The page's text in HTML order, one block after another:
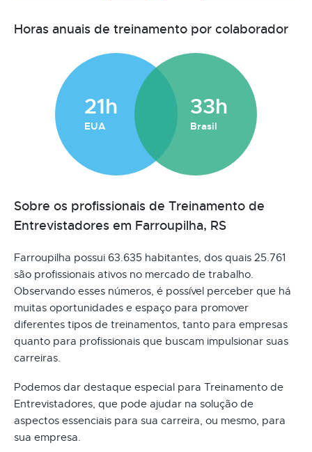
Horas anuais de treinamento por colaborador
21h
EUA
33h
Brasil
Sobre os profissionais de Treinamento de
Entrevistadores em Farroupilha, RS
Farroupilha possui 63.635 habitantes, dos quais 25.761
são profissionais ativos no mercado de trabalho.
Observando esses números, é possível perceber que há
muitas oportunidades e espaço para promover
diferentes tipos de treinamentos, tanto para empresas
quanto para profissionais que buscam impulsionar suas
carreiras.
Podemos dar destaque especial para Treinamento de
Entrevistadores, que pode ajudar na solução de
aspectos essenciais para sua carreira, ou mesmo, para
sua empresa.